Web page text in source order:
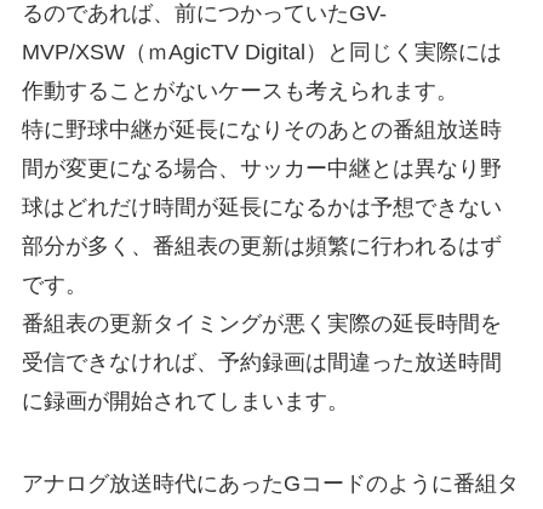
るのであれば、前につかっていたGV-
MVP/XSW（ｍAgicTV Digital）と同じく実際には
作動することがないケースも考えられます。
特に野球中継が延長になりそのあとの番組放送時
間が変更になる場合、サッカー中継とは異なり野
球はどれだけ時間が延長になるかは予想できない
部分が多く、番組表の更新は頻繁に行われるはず
です。
番組表の更新タイミングが悪く実際の延長時間を
受信できなければ、予約録画は間違った放送時間
に録画が開始されてしまいます。
アナログ放送時代にあったGコードのように番組タ